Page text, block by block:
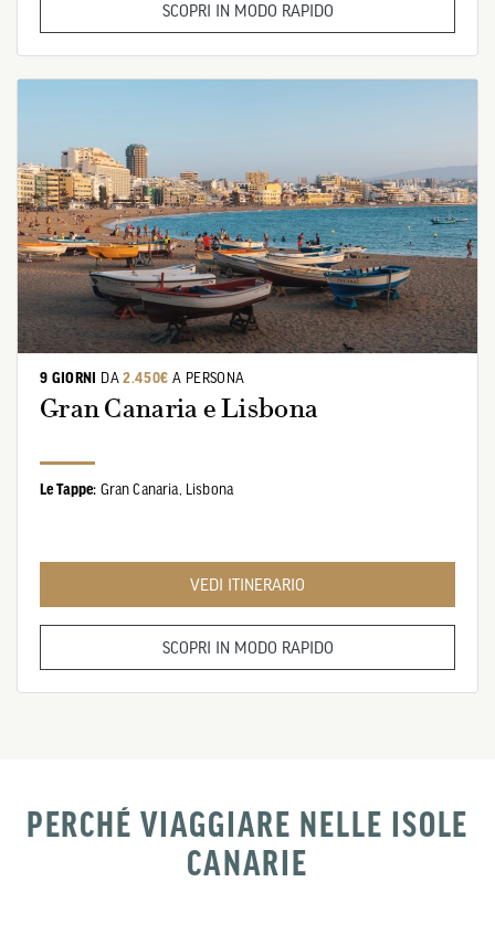
SCOPRI IN MODO RAPIDO
9 GIORNI DA2.450€ A PERSONA
Gran Canaria e Lisbona
Le Tappe: Gran Canaria, Lisbona
VEDI ITINERARIO
SCOPRI IN MODO RAPIDO
PERCHÉ VIAGGIARE NELLE ISOLE
CANARIE